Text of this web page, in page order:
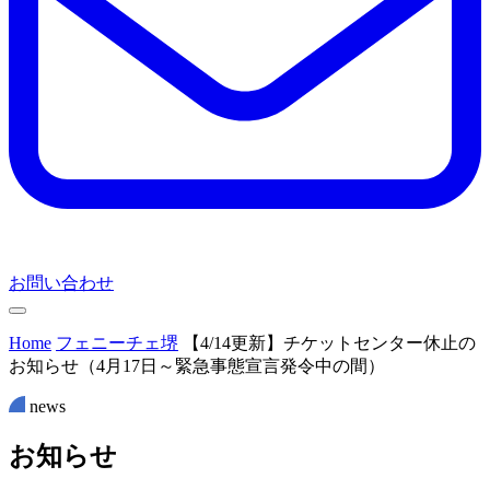
お問い合わせ
Home フェニーチェ堺
【4/14更新】チケットセンター休止の
お知らせ（4月17日～緊急事態宣言発令中の間）
news
お知らせ